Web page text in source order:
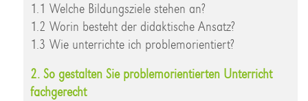
1.1 Welche Bildungsziele stehen an?
1.2 Worin besteht der didaktische Ansatz?
1.3 Wie unterrichte ich problemorientiert?
2. So gestalten Sie problemorientierten Unterricht
fachgerecht